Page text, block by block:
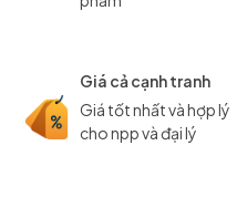
Giá cả cạnh tranh
Giá tốt nhất và hợp lý
cho npp và đại lý